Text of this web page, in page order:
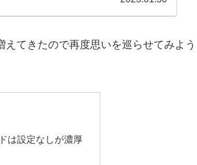
てきたので再度思いを巡らせてみよう
は設定なしが濃厚